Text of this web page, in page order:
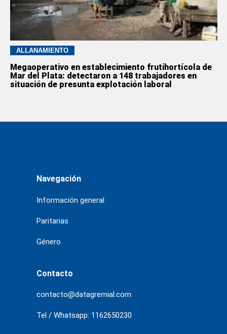
ALLANAMIENTO
Megaoperativo en establecimiento frutihortícola de
Mar del Plata: detectaron a 148 trabajadores en
situación de presunta explotación laboral
Navegación
Información general
Paritarias
Género
Contacto
contacto@datagremial.com
Tel / Whatsapp: 1162650230